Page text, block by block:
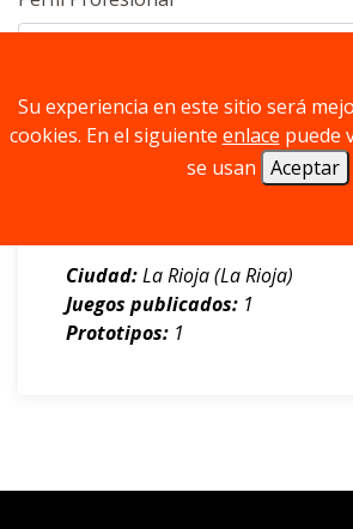
José Ramón
Ciudad:La Rioja (La Rioja)
Juegos publicados: 1
Prototipos: 1
Su experiencia en este sitio será
cookies. En el siguiente enlace puede
se usan Aceptar